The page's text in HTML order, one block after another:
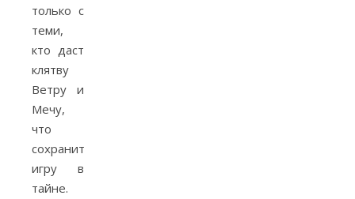
только с
теми,
кто даст
клятву
Ветру и
Мечу,
что
сохранит
игру в
тайне.